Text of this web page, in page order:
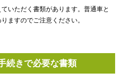
いただく書類があります。普通車と
ますのでご注意ください。
続きで必要な書類